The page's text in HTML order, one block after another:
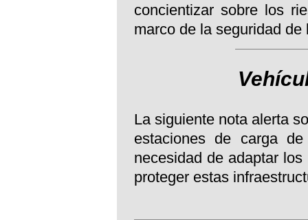
concientizar sobre los
marco de la seguridad de
La siguiente nota alerta
estaciones de carga
necesidad de adaptar
proteger estas